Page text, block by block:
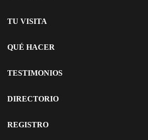
Alrededores
TU VISITA
Información de interés
Meteorología
Horarios y Comercios
QUÉ HACER
Deportes
Golf
Naturaleza
TESTIMONIOS
DIRECTORIO
Gastronomía
REGISTRO